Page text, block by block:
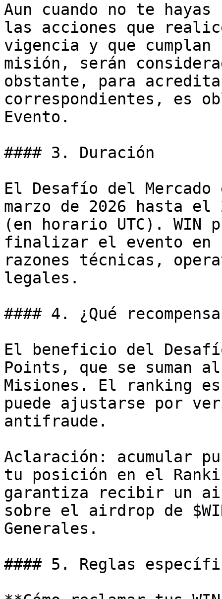
Aun cuando no te
las acciones que
vigencia y que
misión, serán
obstante, para
correspondientes, es
Evento.
#### 3. Duración
El Desafío del
marzo de 2026 hasta el
(en horario UTC). WIN
finalizar el evento en
razones técnicas,
legales.
#### 4. ¿Qué
El beneficio del
Points, que se suman al
Misiones. El ranking
puede ajustarse por
antifraude.
Aclaración: acumular
tu posición en el
garantiza recibir un
sobre el airdrop de
Generales.
#### 5. Reglas